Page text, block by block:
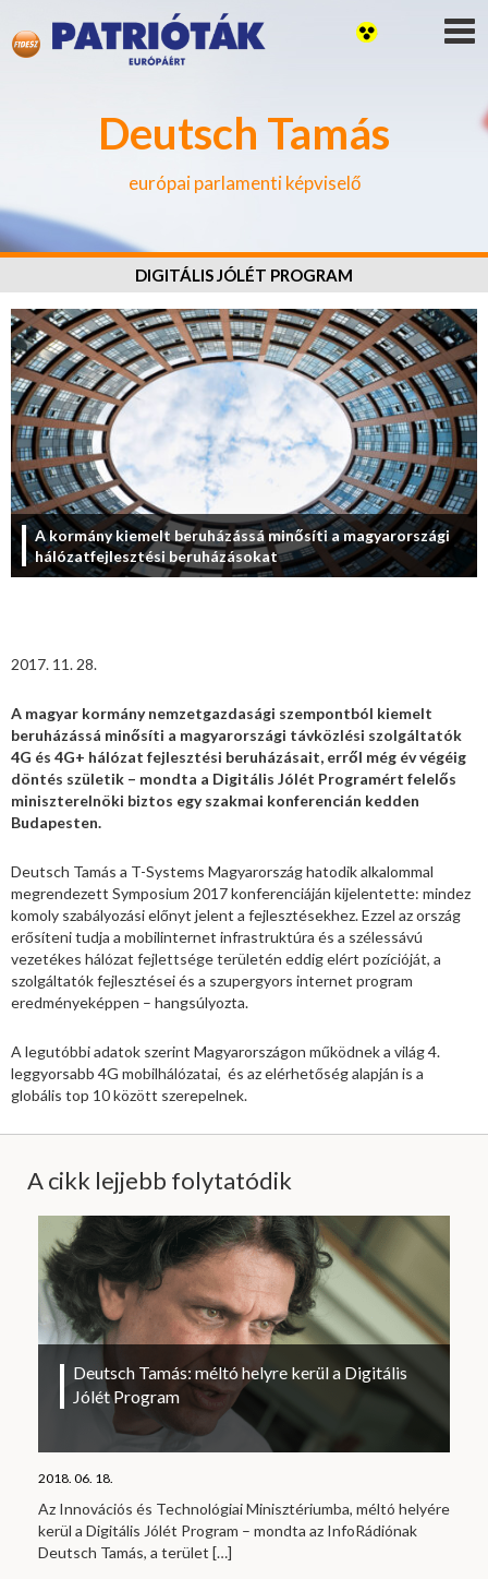
Deutsch Tamás
európai parlamenti képviselő
DIGITÁLIS JÓLÉT PROGRAM
A kormány kiemelt beruházássá minősíti a magyarországi
hálózatfejlesztési beruházásokat
2017. 11. 28.
A magyar kormány nemzetgazdasági szempontból kiemelt
beruházássá minősíti a magyarországi távközlési szolgáltatók
4G és 4G+ hálózat fejlesztési beruházásait, erről még év végéig
döntés születik – mondta a Digitális Jólét Programért felelős
miniszterelnöki biztos egy szakmai konferencián kedden
Budapesten.
Deutsch Tamás a T-Systems Magyarország hatodik alkalommal
megrendezett Symposium 2017 konferenciáján kijelentette: mindez
komoly szabályozási előnyt jelent a fejlesztésekhez. Ezzel az ország
erősíteni tudja a mobilinternet infrastruktúra és a szélessávú
vezetékes hálózat fejlettsége területén eddig elért pozícióját, a
szolgáltatók fejlesztései és a szupergyors internet program
eredményeképpen – hangsúlyozta.
A legutóbbi adatok szerint Magyarországon működnek a világ 4.
leggyorsabb 4G mobilhálózatai, és az elérhetőség alapján is a
globális top 10 között szerepelnek.
A cikk lejjebb folytatódik
Deutsch Tamás: méltó helyre kerül a Digitális
Jólét Program
2018. 06. 18.
Az Innovációs és Technológiai Minisztériumba, méltó helyére
kerül a Digitális Jólét Program – mondta az InfoRádiónak
Deutsch Tamás, a terület […]